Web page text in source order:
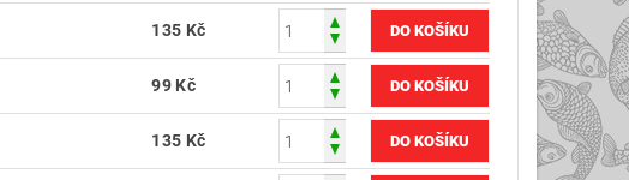
135 Kč
99 Kč
135 Kč